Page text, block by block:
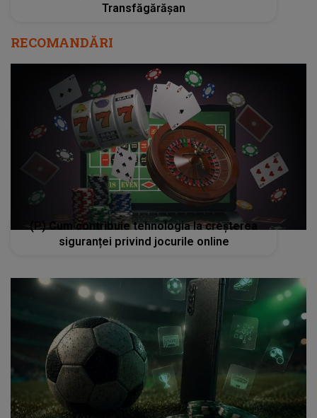
Transfăgărășan
RECOMANDĂRI
(P) Cum contribuie tehnologia la creșterea
siguranței privind jocurile online